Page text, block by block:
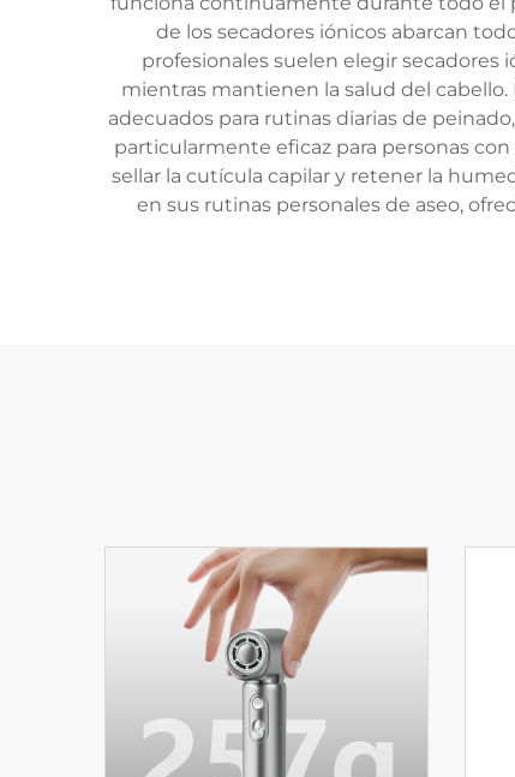
de los secadores iónicos abarcan
profesionales suelen elegir
mientras mantienen la salud del
adecuados para rutinas diarias de
particularmente eficaz para personas
sellar la cutícula capilar y retener la
en sus rutinas personales de aseo,